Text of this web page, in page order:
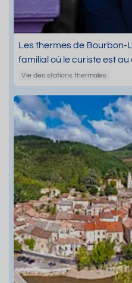
Les thermes de Bourbon-
familial où le curiste est
Vie des stations thermales